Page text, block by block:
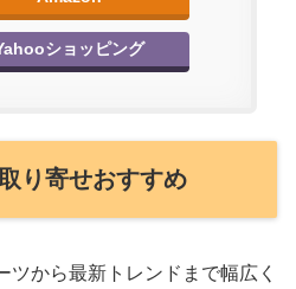
ショッピング
り寄せおすすめ
ツから最新トレンドまで幅広く